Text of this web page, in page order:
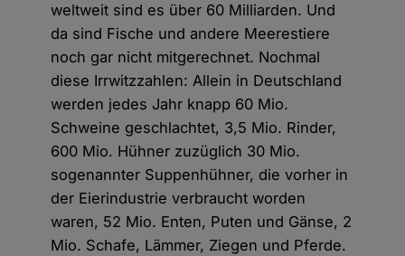
weltweit sind es über 60 Milliarden. Und
da sind Fische und andere Meerestiere
noch gar nicht mitgerechnet. Nochmal
diese Irrwitzzahlen: Allein in Deutschland
werden jedes Jahr knapp 60 Mio.
Schweine geschlachtet, 3,5 Mio. Rinder,
600 Mio. Hühner zuzüglich 30 Mio.
sogenannter Suppenhühner, die vorher in
der Eierindustrie verbraucht worden
waren, 52 Mio. Enten, Puten und Gänse, 2
Mio. Schafe, Lämmer, Ziegen und Pferde.